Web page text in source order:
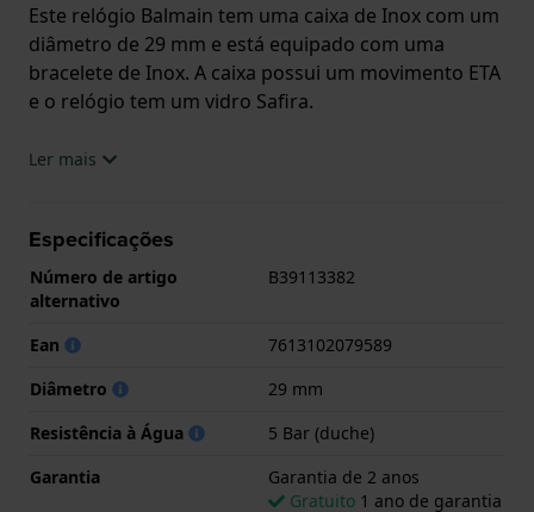
Este relógio Balmain tem uma caixa de Inox com um
diâmetro de 29 mm e está equipado com uma
bracelete de Inox. A caixa possui um movimento ETA
e o relógio tem um vidro Safira.
O relógio é estanque a 5ATM. Isto significa que o
.
Ler mais
Especificações
Número de artigo
alternativo
B39113382
Ean
7613102079589
Diâmetro
29 mm
Resistência à Água
5 Bar (duche)
Garantia
Garantia de 2 anos
Gratuito 1 ano de garantia